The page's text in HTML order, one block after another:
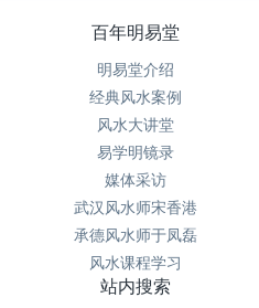
百年明易堂
明易堂介绍
经典风水案例
风水大讲堂
易学明镜录
媒体采访
武汉风水师宋香港
承德风水师于凤磊
风水课程学习
站内搜索